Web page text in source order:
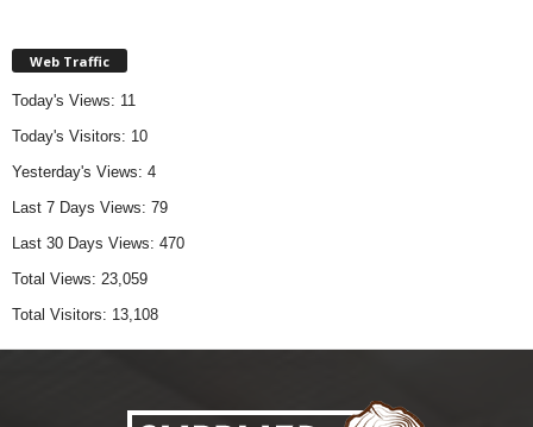
Web Traffic
Today's Views: 11
Today's Visitors: 10
Yesterday's Views: 4
Last 7 Days Views: 79
Last 30 Days Views: 470
Total Views: 23,059
Total Visitors: 13,108